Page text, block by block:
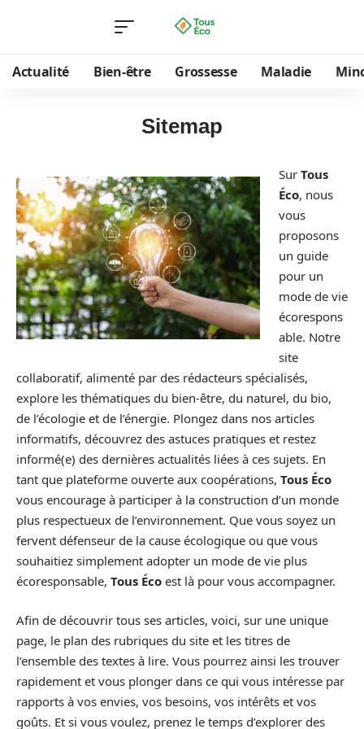
Actualité Bien-être Grossesse Maladie
Sitemap
Sur Tous
Éco, nous
vous
proposons
un guide
pour un
mode de vie
écorespons
able. Notre
site
collaboratif, alimenté par des rédacteurs spécialisés,
explore les thématiques du bien-être, du naturel, du bio,
de l’écologie et de l’énergie. Plongez dans nos articles
informatifs, découvrez des astuces pratiques et restez
informé(e) des dernières actualités liées à ces sujets. En
tant que plateforme ouverte aux coopérations, Tous Éco
vous encourage à participer à la construction d’un monde
plus respectueux de l’environnement. Que vous soyez un
fervent défenseur de la cause écologique ou que vous
souhaitiez simplement adopter un mode de vie plus
écoresponsable, Tous Éco est là pour vous accompagner.
Afin de découvrir tous ses articles, voici, sur une unique
page, le plan des rubriques du site et les titres de
l’ensemble des textes à lire. Vous pourrez ainsi les trouver
rapidement et vous plonger dans ce qui vous intéresse par
rapports à vos envies, vos besoins, vos intérêts et vos
goûts. Et si vous voulez, prenez le temps d’explorer des